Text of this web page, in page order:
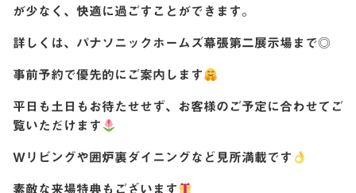
が少なく、快適に過ごすことができます。
詳しくは、パナソニックホームズ幕張第二展示場まで◎
事前予約で優先的にご案内します
平日も土日もお待たせせず、お客様のご予定に合わせてご
覧いただけます
Wリビングや囲炉裏ダイニングなど見所満載です
素敵な来場特典もございます